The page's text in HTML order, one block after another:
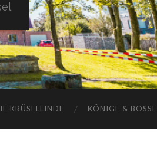
KRÜSELLINDE KÖNIGE & BOSSE